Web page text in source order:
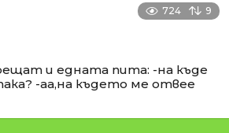
724 9
и едната пита: -на къде
-аа,на където ме отвее